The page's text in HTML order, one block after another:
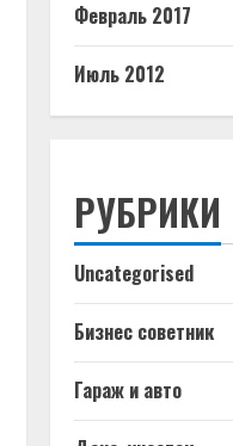
Февраль 2017
Июль 2012
РУБРИКИ
Uncategorised
Бизнес советник
Гараж и авто